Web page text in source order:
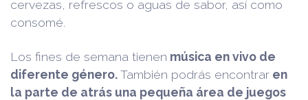
cervezas, refrescos o aguas de sabor, así como
consomé.
Los fines de semana tienen música en vivo de
diferente género.También podrás encontrar en
la parte de atrás una pequeña área de juegos